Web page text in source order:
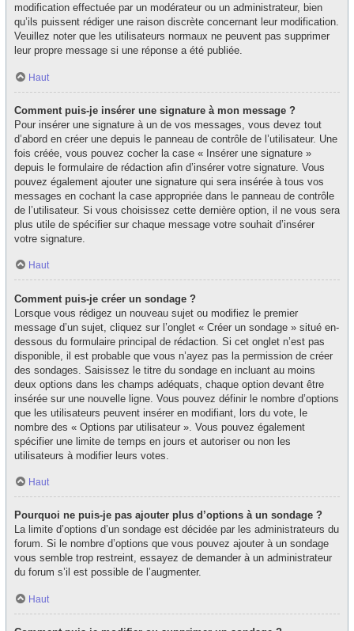
modification effectuée par un modérateur ou un administrateur, bien
qu’ils puissent rédiger une raison discrète concernant leur modification.
Veuillez noter que les utilisateurs normaux ne peuvent pas supprimer
leur propre message si une réponse a été publiée.
Haut
Comment puis-je insérer une signature à mon message ?
Pour insérer une signature à un de vos messages, vous devez tout
d’abord en créer une depuis le panneau de contrôle de l’utilisateur. Une
fois créée, vous pouvez cocher la case « Insérer une signature »
depuis le formulaire de rédaction afin d’insérer votre signature. Vous
pouvez également ajouter une signature qui sera insérée à tous vos
messages en cochant la case appropriée dans le panneau de contrôle
de l’utilisateur. Si vous choisissez cette dernière option, il ne vous sera
plus utile de spécifier sur chaque message votre souhait d’insérer
votre signature.
Haut
Comment puis-je créer un sondage ?
Lorsque vous rédigez un nouveau sujet ou modifiez le premier
message d’un sujet, cliquez sur l’onglet « Créer un sondage » situé en-
dessous du formulaire principal de rédaction. Si cet onglet n’est pas
disponible, il est probable que vous n’ayez pas la permission de créer
des sondages. Saisissez le titre du sondage en incluant au moins
deux options dans les champs adéquats, chaque option devant être
insérée sur une nouvelle ligne. Vous pouvez définir le nombre d’options
que les utilisateurs peuvent insérer en modifiant, lors du vote, le
nombre des « Options par utilisateur ». Vous pouvez également
spécifier une limite de temps en jours et autoriser ou non les
utilisateurs à modifier leurs votes.
Haut
Pourquoi ne puis-je pas ajouter plus d’options à un sondage ?
La limite d’options d’un sondage est décidée par les administrateurs du
forum. Si le nombre d’options que vous pouvez ajouter à un sondage
vous semble trop restreint, essayez de demander à un administrateur
du forum s’il est possible de l’augmenter.
Haut